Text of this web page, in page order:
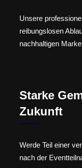
Unsere
reibungslosen
nachhaltigen
Starke
Zukunft
Werde Teil einer
nach der